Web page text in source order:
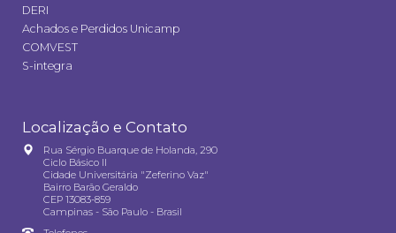
DERI
Achados e Perdidos Unicamp
COMVEST
S-integra
Localização e Contato
Rua Sérgio Buarque de Holanda, 290
Ciclo Básico II
Cidade Universitária "Zeferino Vaz"
Bairro Barão Geraldo
CEP 13083-859
Campinas - São Paulo - Brasil